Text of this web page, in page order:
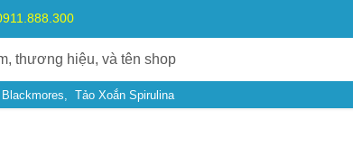
Tảo Xoắn Spirulina